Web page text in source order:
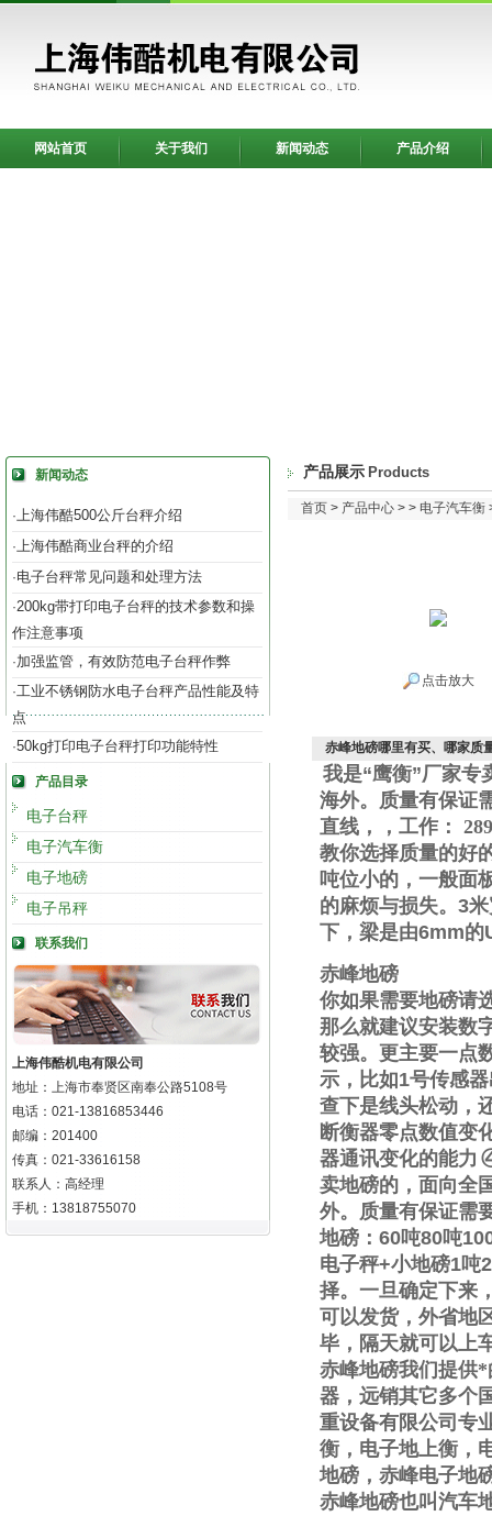
网站首页 关于我们 新闻动态 产品介绍
新闻动态
·上海伟酷500公斤台秤介绍
·上海伟酷商业台秤的介绍
·电子台秤常见问题和处理方法
·200kg带打印电子台秤的技术参数和操
作注意事项
·加强监管，有效防范电子台秤作弊
·工业不锈钢防水电子台秤产品性能及特
点
·50kg打印电子台秤打印功能特性
产品目录
电子台秤
电子汽车衡
电子地磅
电子吊秤
联系我们
上海伟酷机电有限公司
地址：上海市奉贤区南奉公路5108号
电话：021-13816853446
邮编：201400
传真：021-33616158
联系人：高经理
手机：13818755070
产品展示 Products
首页 > 产品中心 > > 电子汽车衡
点击放大
赤峰地磅哪里有买、哪家质
我是“鹰衡”厂家专
海外。质量有保证
直线 ， ，工作 ：
教你选择质量的好
吨位小的，一般面
的麻烦与损失。 3
下，梁是由6mm的
赤峰地磅
你如果需要地磅请
那么就建议安装数
较强。更主要一点
示，比如1号传感
查下是线头松动，
断衡器零点数值变
器通讯变化的能力
卖地磅的，面向全
外。质量有保证需
地磅： 60吨80吨
电子秤+小地磅1吨2
择。一旦确定下来
可以发货，外省地
毕，隔天就可以上
赤峰地磅我们提供
器，远销其它多个
重设备有限公司专
衡，电子地上衡，
地磅，赤峰电子地
赤峰地磅也叫汽车